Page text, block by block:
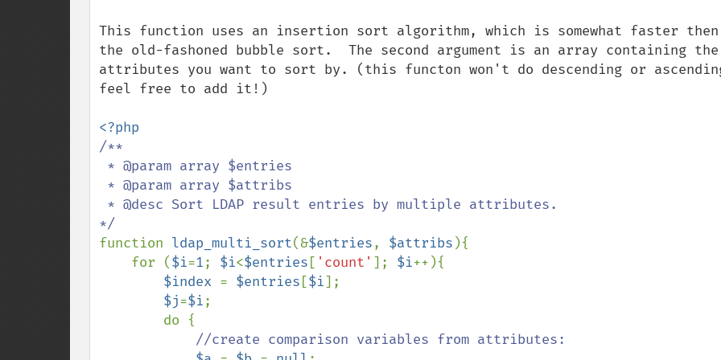
This function uses an insertion sort algorithm, which is somewhat faster then
the old-fashoned bubble sort.  The second argument is an array containing the
attributes you want to sort by. (this functon won't do descending or
feel free to add it!)
/**
function ldap_multi_sort(&$entries, $attribs ){
    for (
$i=1; $i<$entries [ 'count' ]; $i++){
$index = $entries [$i];
$j=$i;
//create comparison variables from attributes: